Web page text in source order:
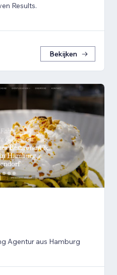
Results.
Bekijken
Agentur aus Hamburg